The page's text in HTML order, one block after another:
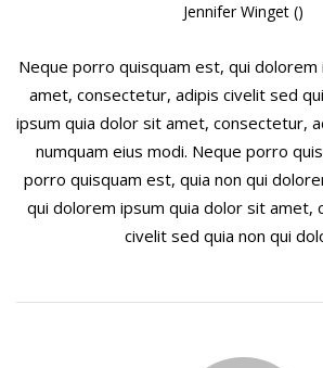
Jennifer Winget ()
Neque porro quisquam est, qui
amet, consectetur, adipis civelit sed
ipsum quia dolor sit amet, consectetur,
numquam eius modi. Neque porro
porro quisquam est, quia non qui
qui dolorem ipsum quia dolor sit amet,
civelit sed quia non qui